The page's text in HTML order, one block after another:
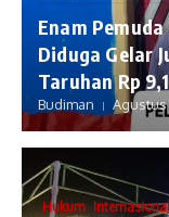
Enam
Diduga Gelar
Taruhan Rp
Budiman Agustus
Hukum Internasional